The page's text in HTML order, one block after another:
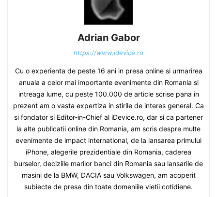
Adrian Gabor
https://www.idevice.ro
Cu o experienta de peste 16 ani in presa online si urmarirea
anuala a celor mai importante evenimente din Romania si
intreaga lume, cu peste 100.000 de article scrise pana in
prezent am o vasta expertiza in stirile de interes general. Ca
si fondator si Editor-in-Chief al iDevice.ro, dar si ca partener
la alte publicatii online din Romania, am scris despre multe
evenimente de impact international, de la lansarea primului
iPhone, alegerile prezidentiale din Romania, caderea
burselor, deciziile marilor banci din Romania sau lansarile de
masini de la BMW, DACIA sau Volkswagen, am acoperit
subiecte de presa din toate domeniile vietii cotidiene.